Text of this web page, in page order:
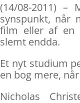
(14/08-2011)
synspunkt, når
film eller af en
slemt endda.
Et nyt studium
en bog mere,
Nicholas